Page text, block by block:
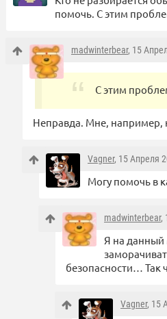
помочь. С этим
madwinterbear, 15
С этим
Неправда. Мне, например,
Vagner, 15 Апреля
Могу помочь в
madwinterbear,
Я на данный
безопасности… Так
Vagner, 15